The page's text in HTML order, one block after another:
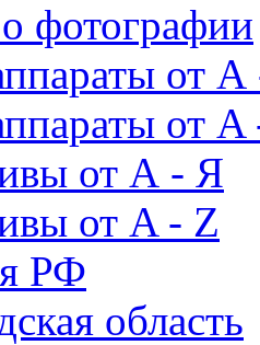
фотографии
от А
от A
от А - Я
от A - Z
РФ
область